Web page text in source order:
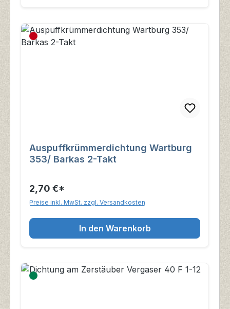
Auspuffkrümmerdichtung Wartburg
353/ Barkas 2-Takt
2,70 €*
Preise inkl. MwSt. zzgl. Versandkosten
In den Warenkorb